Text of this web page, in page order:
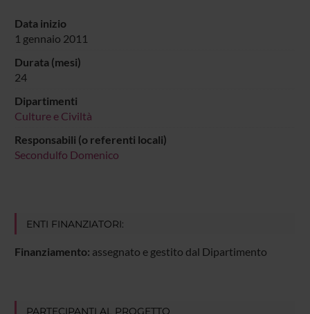
Data inizio
1 gennaio 2011
Durata (mesi)
24
Dipartimenti
Culture e Civiltà
Responsabili (o referenti locali)
Secondulfo Domenico
ENTI FINANZIATORI:
Finanziamento: assegnato e gestito dal Dipartimento